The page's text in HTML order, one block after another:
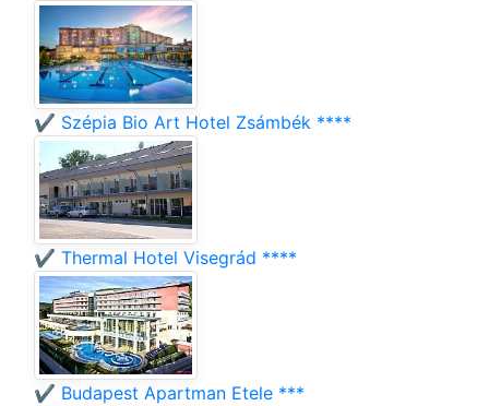
✔️ Szépia Bio Art Hotel Zsámbék ****
✔️ Thermal Hotel Visegrád ****
✔️ Budapest Apartman Etele ***